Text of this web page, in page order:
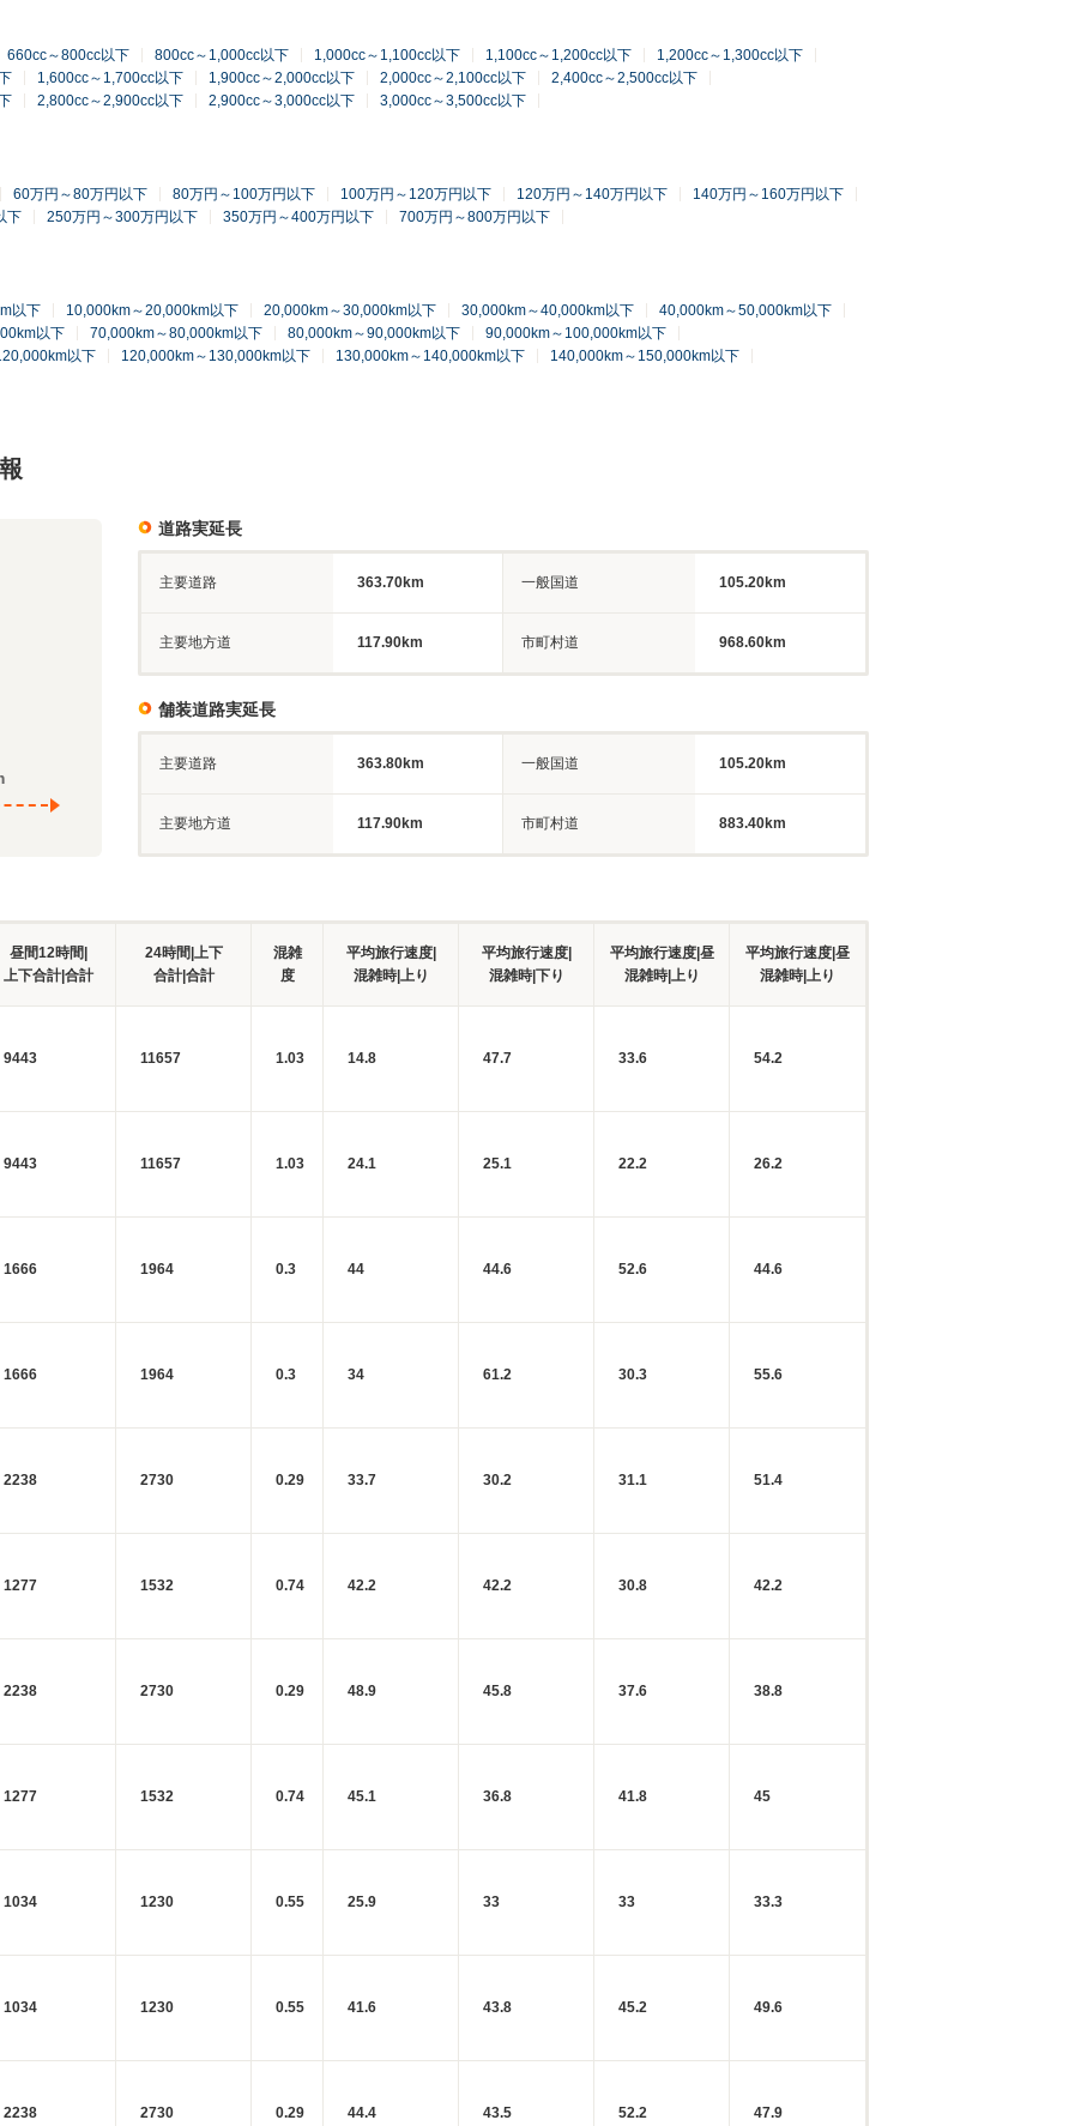
660cc～800cc以下 800cc～1,000cc以下 1,000cc～1,100cc以下 1,100cc～1,200cc以下
1,200cc～1,300cc以下
1,600cc～1,700cc以下 1,900cc～2,000cc以下 2,000cc～2,100cc以下
2,400cc～2,500cc以下
2,800cc～2,900cc以下 2,900cc～3,000cc以下 3,000cc～3,500cc以下
60万円～80万円以下 80万円～100万円以下 100万円～120万円以下 120万円～140万円以下
140万円～160万円以下
下 250万円～300万円以下 350万円～400万円以下 700万円～800万円以下
以下 10,000km～20,000km以下 20,000km～30,000km以下 30,000km～40,000km以下
40,000km～50,000km以下
以下 70,000km～80,000km以下 80,000km～90,000km以下
90,000km～100,000km以下
以下 120,000km～130,000km以下 130,000km～140,000km以下
140,000km～150,000km以下
道路実延長
主要道路 363.70km 一般国道 105.20km
主要地方道 117.90km 市町村道 968.60km
舗装道路実延長
主要道路 363.80km 一般国道 105.20km
主要地方道 117.90km 市町村道 883.40km
昼間12時間|
上下合計|合計
24時間|上下
合計|合計
混雑
度
平均旅行速度|
混雑時|上り
平均旅行速度|
混雑時|下り
平均旅行速度|昼
混雑時|上り
平均旅行速度|昼
混雑時|上り
9443 11657 1.03 14.8 47.7 33.6 54.2
9443 11657 1.03 24.1 25.1 22.2 26.2
1666 1964 0.3 44 44.6 52.6 44.6
1666 1964 0.3 34 61.2 30.3 55.6
2238 2730 0.29 33.7 30.2 31.1 51.4
1277 1532 0.74 42.2 42.2 30.8 42.2
2238 2730 0.29 48.9 45.8 37.6 38.8
1277 1532 0.74 45.1 36.8 41.8 45
1034 1230 0.55 25.9 33 33 33.3
1034 1230 0.55 41.6 43.8 45.2 49.6
2238 2730 0.29 44.4 43.5 52.2 47.9